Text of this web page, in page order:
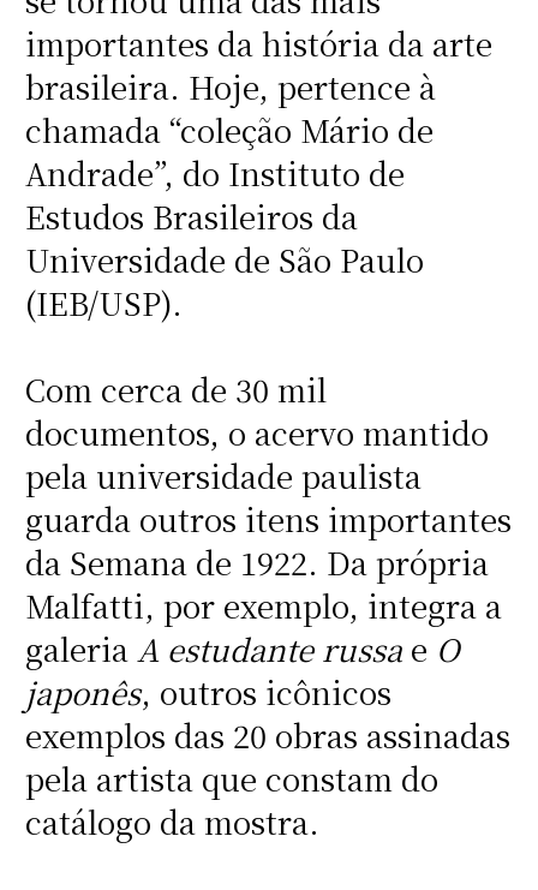
importantes da história da arte
brasileira. Hoje, pertence à
chamada “coleção Mário de
Andrade”, do Instituto de
Estudos Brasileiros da
Universidade de São Paulo
(IEB/USP).
Com cerca de 30 mil
documentos, o acervo mantido
pela universidade paulista
guarda outros itens importantes
da Semana de 1922. Da própria
Malfatti, por exemplo, integra a
galeriaA estudante russae O
japonês, outros icônicos
exemplos das 20 obras assinadas
pela artista que constam do
catálogo da mostra.